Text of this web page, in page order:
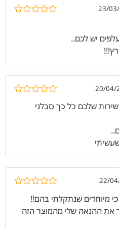
23/
יש לכם..
5
20/04/
שלכם כל כך סבלני
5
22/
מיוחדים שנתקלתי בהם!!
את ההנאה שלי מהמוצר הזה